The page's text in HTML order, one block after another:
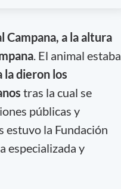
a la altura
. El animal estaba
la dieron los
tras la cual se
públicas y
estuvo la Fundación
especializada y